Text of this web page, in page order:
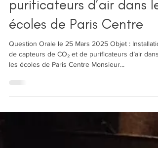
Installation de capteurs
de CO₂ et de
purificateurs d’air dans les
écoles de Paris Centre
de capteurs de CO₂ et de purificateurs d’air dans